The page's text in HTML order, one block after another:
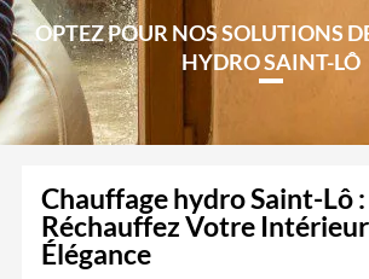
OPTEZ POUR NOS SOLUTIONS
HYDRO SAINT-LÔ
Chauffage hydro Saint-Lô :
Réchauffez Votre
Élégance